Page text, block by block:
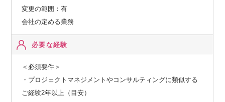
変更の範囲：有
会社の定める業務
必要な経験
＜必須要件＞
・プロジェクトマネジメントやコンサルティングに類似する
ご経験2年以上（目安）